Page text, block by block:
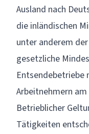
Ausland nach
die inländischen
unter anderem der
gesetzliche
Entsendebetriebe
Arbeitnehmern
Betrieblicher
Tätigkeiten